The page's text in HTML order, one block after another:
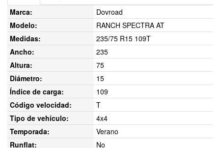
Marca:
Dovroad
Modelo:
RANCH SPECTRA AT
Medidas:
235/75 R15 109T
Ancho:
235
Altura:
75
Diámetro:
15
Índice de carga:
109
Código velocidad:
T
Tipo de vehículo:
4x4
Temporada:
Verano
Runflat:
No